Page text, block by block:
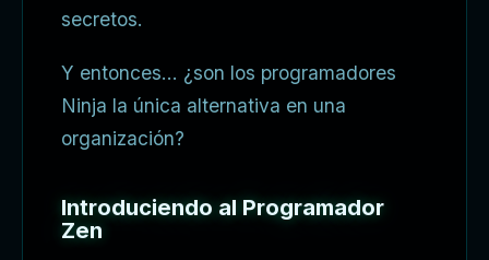
secretos.
Y entonces… ¿son los programadores
Ninja la única alternativa en una
organización?
Introduciendo al Programador
Zen